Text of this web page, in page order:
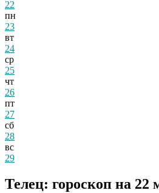
22
пн
23
вт
24
ср
25
чт
26
пт
27
сб
28
вс
29
Телец: гороскоп на 22